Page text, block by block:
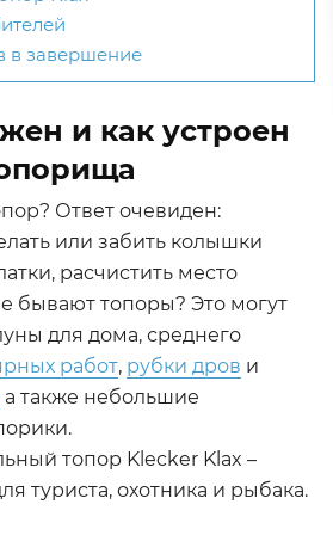
в завершение
и как устроен
Ответ очевиден:
или забить колышки
расчистить место
бывают топоры? Это могут
для дома, среднего
работ, рубки дров и
а также небольшие
топор Klecker Klax –
туриста, охотника и рыбака.